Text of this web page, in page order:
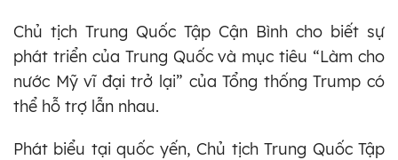
Chủ tịch Trung Quốc Tập Cận Bình cho biết sự
phát triển của Trung Quốc và mục tiêu “Làm cho
nước Mỹ vĩ đại trở lại” của Tổng thống Trump có
thể hỗ trợ lẫn nhau.
Phát biểu tại quốc yến, Chủ tịch Trung Quốc Tập